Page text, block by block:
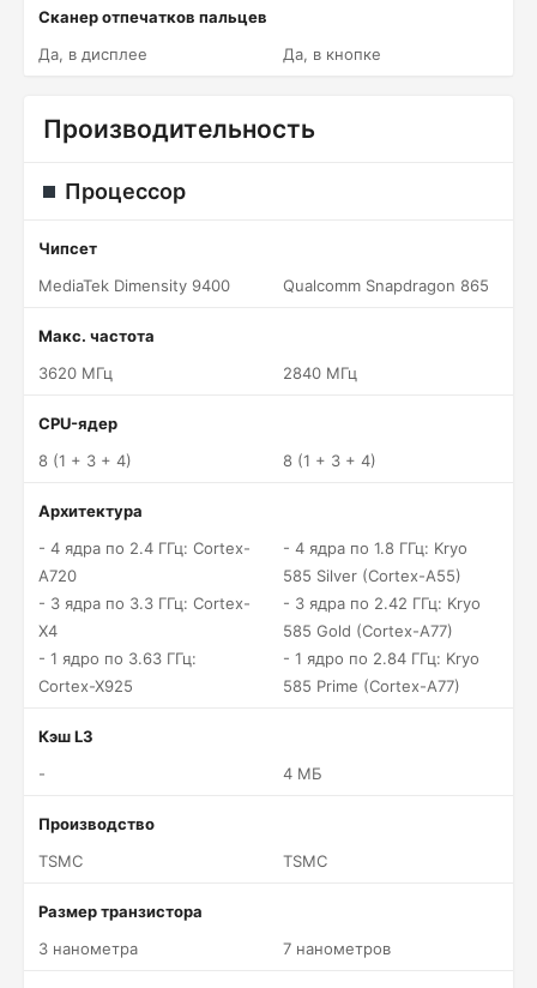
Сканер отпечатков пальцев
Да, в дисплее
Да, в кнопке
Производительность
Процессор
Чипсет
MediaTek Dimensity 9400
Qualcomm Snapdragon 865
Макс. частота
3620 МГц
2840 МГц
CPU-ядер
8 (1 + 3 + 4)
8 (1 + 3 + 4)
Архитектура
- 4 ядра по 2.4 ГГц: Cortex-
A720
- 3 ядра по 3.3 ГГц: Cortex-
X4
- 1 ядро по 3.63 ГГц:
Cortex-X925
- 4 ядра по 1.8 ГГц: Kryo
585 Silver (Cortex-A55)
- 3 ядра по 2.42 ГГц: Kryo
585 Gold (Cortex-A77)
- 1 ядро по 2.84 ГГц: Kryo
585 Prime (Cortex-A77)
Кэш L3
-
4 МБ
Производство
TSMC
TSMC
Размер транзистора
3 нанометра
7 нанометров